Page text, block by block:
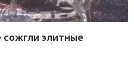
сожгли элитные